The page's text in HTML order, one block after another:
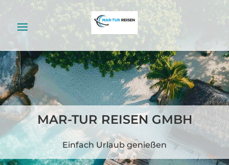
MAR-TUR REISEN GMBH
Einfach Urlaub genießen